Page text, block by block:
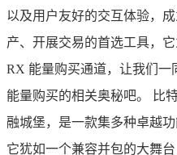
以及用户友好的交互体验，
产、开展交易的首选工具，
RX 能量购买通道，让我们
能量购买的相关奥秘吧。 比
融城堡，是一款集多种卓越
它犹如一个兼容并包的大舞